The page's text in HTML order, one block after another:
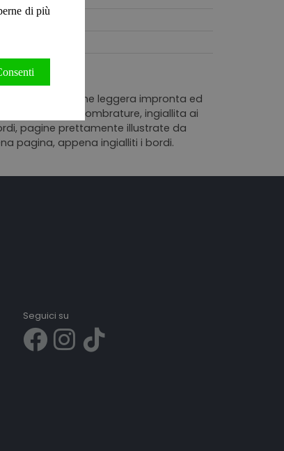
con qualche leggera impronta ed
di polvere, ombrature, ingiallita ai
pagine prettamente illustrate da
pagina, appena ingialliti i bordi.
Seguici su
di più